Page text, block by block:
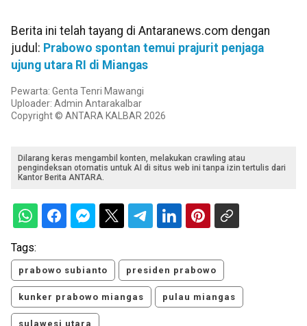
Berita ini telah tayang di Antaranews.com dengan
judul: Prabowo spontan temui prajurit penjaga
ujung utara RI di Miangas
Pewarta: Genta Tenri Mawangi
Uploader: Admin Antarakalbar
Copyright © ANTARA KALBAR 2026
Dilarang keras mengambil konten, melakukan crawling atau
pengindeksan otomatis untuk AI di situs web ini tanpa izin tertulis dari
Kantor Berita ANTARA.
Tags:
prabowo subianto presiden prabowo
kunker prabowo miangas pulau miangas
sulawesi utara